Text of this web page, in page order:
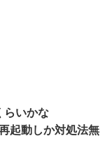
らいかな
起動しか対処法無